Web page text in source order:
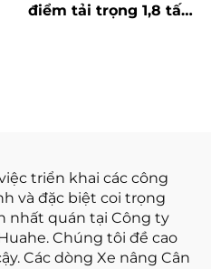
điểm tải trọng 1,8 tấn
triển khai các công
và đặc biệt coi trọng
nhất quán tại Công ty
Chúng tôi đề cao
Các dòng Xe nâng Cân